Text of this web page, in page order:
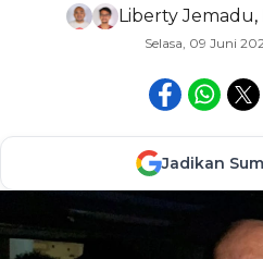
Liberty Jemadu,
Selasa, 09 Juni
Jadikan